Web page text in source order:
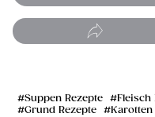
Suppen Rezepte Fleisch
Grund Rezepte
Karotten